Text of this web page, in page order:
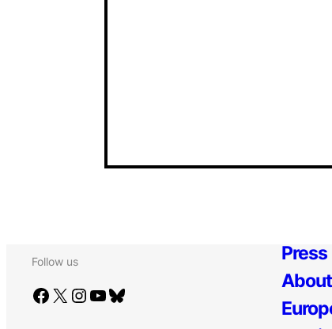
Follow us
Facebook X Instagram YouTube Bluesky
Press